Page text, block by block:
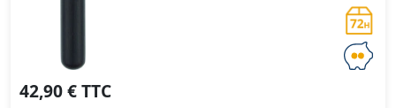
42,90 € TTC